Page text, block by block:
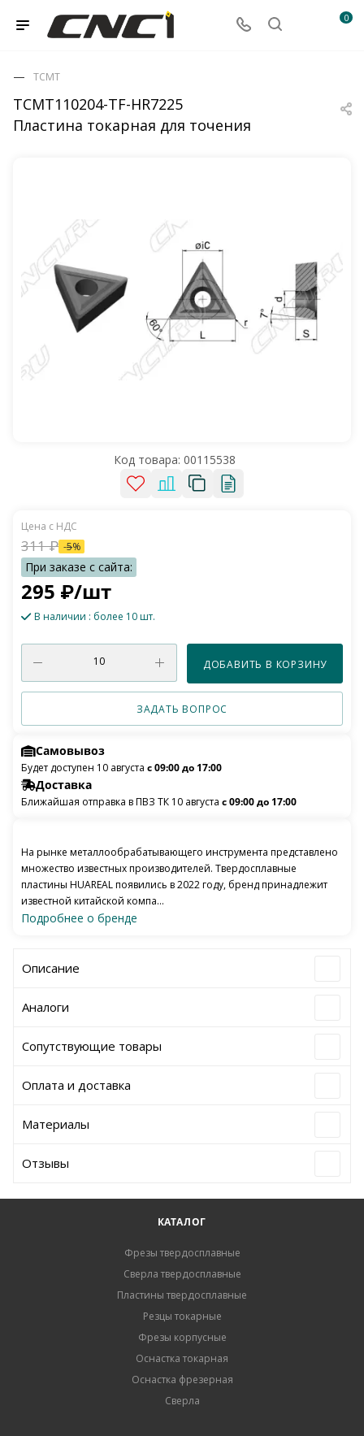
0
TCMT110204-TF-HR7225
Пластина токарная для точения
TCMT
Код товара: 00115538
295 ₽/шт
311₽ -5%
В наличии : более 10 шт.
ДОБАВИТЬ В КОРЗИНУ
ЗАДАТЬ ВОПРОС
Самовывоз
Будет доступен 10 августа с 09:00 до 17:00
Доставка
Ближайшая отправка в ПВЗ ТК 10 августа с 09:00 до 17:00
На рынке металлообрабатывающего инструмента представлено
множество известных производителей. Твердосплавные
пластины HUAREAL появились в 2022 году, бренд принадлежит
известной китайской компа...
Подробнее о бренде
Описание
Аналоги
Сопутствующие товары
Оплата и доставка
Материалы
Отзывы
КАТАЛОГ
Фрезы твердосплавные
Сверла твердосплавные
Пластины твердосплавные
Резцы токарные
Фрезы корпусные
Оснастка токарная
Оснастка фрезерная
Сверла